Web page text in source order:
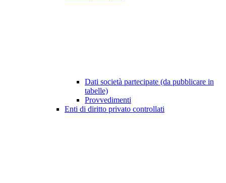
Dati società partecipate (da pubblicare in
tabelle)
Provvedimenti
Enti di diritto privato controllati